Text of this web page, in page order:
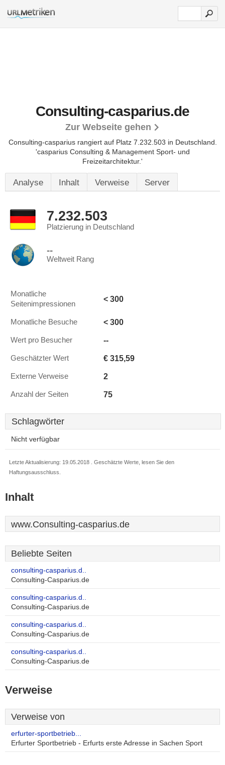
Consulting-casparius.de
Zur Webseite gehen
Consulting-casparius rangiert auf Platz 7.232.503 in Deutschland.
'casparius Consulting & Management Sport- und
Freizeitarchitektur.'
Analyse Inhalt Verweise Server
7.232.503
Platzierung in Deutschland
--
Weltweit Rang
Monatliche
Seitenimpressionen
< 300
Monatliche Besuche < 300
Wert pro Besucher --
Geschätzter Wert € 315,59
Externe Verweise 2
Anzahl der Seiten 75
Schlagwörter
Nicht verfügbar
Letzte Aktualisierung: 19.05.2018 . Geschätzte Werte, lesen Sie den
Haftungsausschluss.
Inhalt
www.Consulting-casparius.de
Beliebte Seiten
consulting-casparius.d..
Consulting-Casparius.de
consulting-casparius.d..
Consulting-Casparius.de
consulting-casparius.d..
Consulting-Casparius.de
consulting-casparius.d..
Consulting-Casparius.de
Verweise
Verweise von
erfurter-sportbetrieb...
Erfurter Sportbetrieb - Erfurts erste Adresse in Sachen Sport